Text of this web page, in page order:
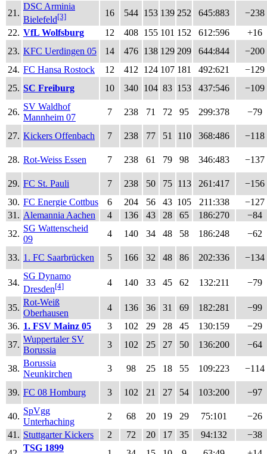
21.
DSC Arminia
Bielefeld[3] 16 544 153 139 252 645:883
−238
22. VfL Wolfsburg 12 408 155 101 152 612:596
+16
23. KFC Uerdingen 05 14 476 138 129 209 644:844
−200
24. FC Hansa Rostock 12 412 124 107 181 492:621
−129
25. SC Freiburg 10 340 104 83 153 437:546 −109
26.
SV Waldhof
Mannheim 07
7 238 71 72 95 299:378 −79
27. Kickers Offenbach 7 238 77 51 110 368:486 −118
28. Rot-Weiss Essen 7 238 61 79 98 346:483 −137
29. FC St. Pauli 7 238 50 75 113 261:417
−156
30. FC Energie Cottbus 6 204 56 43 105 211:338
−127
31. Alemannia Aachen 4 136 43 28 65 186:270
−84
32.
SG Wattenscheid
09
4 140 34 48 58 186:248 −62
33. 1. FC Saarbrücken 5 166 32 48 86 202:336 −134
34.
SG Dynamo
Dresden[4] 4 140 33 45 62 132:211 −79
35.
Rot-Weiß
Oberhausen
4 136 36 31 69 182:281
−99
36. 1. FSV Mainz 05 3 102 29 28 45 130:159
−29
37.
Wuppertaler SV
Borussia
3 102 25 27 50 136:200 −64
38.
Borussia
Neunkirchen
3 98 25 18 55 109:223 −114
39. FC 08 Homburg 3 102 21 27 54 103:200 −97
40.
SpVgg
Unterhaching
2 68 20 19 29 75:101
−26
41. Stuttgarter Kickers 2 72 20 17 35 94:132
−38
TSG 1899